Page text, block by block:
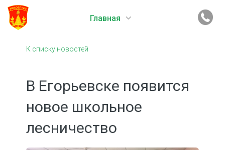
Главная
К списку новостей
В Егорьевске появится
новое школьное
лесничество